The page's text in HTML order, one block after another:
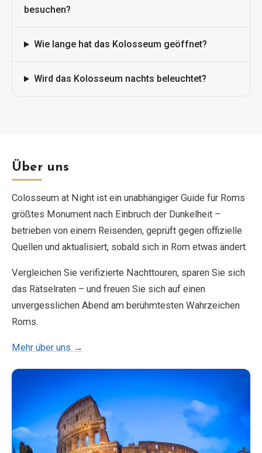
besuchen?
Wie lange hat das Kolosseum geöffnet?
Wird das Kolosseum nachts beleuchtet?
Über uns
Colosseum at Night ist ein unabhängiger Guide für Roms
größtes Monument nach Einbruch der Dunkelheit –
betrieben von einem Reisenden, geprüft gegen offizielle
Quellen und aktualisiert, sobald sich in Rom etwas ändert.
Vergleichen Sie verifizierte Nachttouren, sparen Sie sich
das Rätselraten – und freuen Sie sich auf einen
unvergesslichen Abend am berühmtesten Wahrzeichen
Roms.
Mehr über uns →